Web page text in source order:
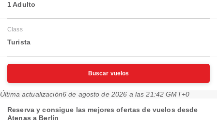
1 Adulto
Class
Turista
Buscar vuelos
Última actualización6 de agosto de 2026 a las 21:42 GMT+0
Reserva y consigue las mejores ofertas de vuelos desde
Atenas a Berlín